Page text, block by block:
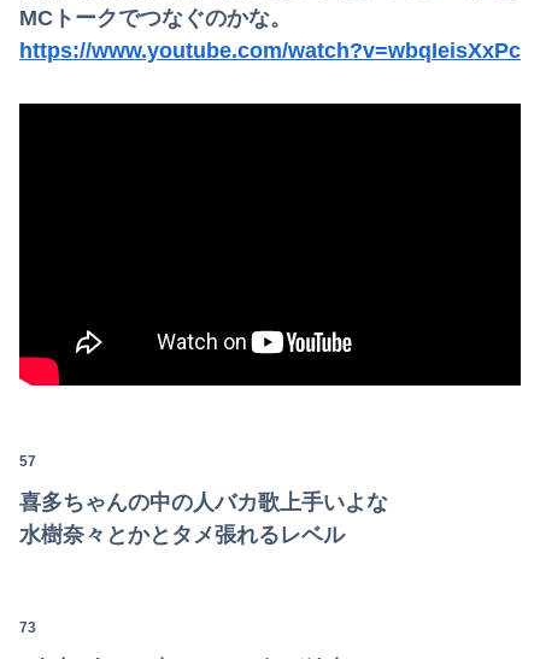
MCトークでつなぐのかな。
https://www.youtube.com/watch?v=wbqIeisXxPc
57
喜多ちゃんの中の人バカ歌上手いよな
水樹奈々とかとタメ張れるレベル
73